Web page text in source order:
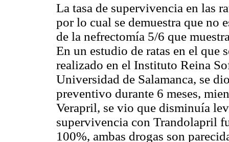
La tasa de supervivencia en las
por lo cual se demuestra que no
de la nefrectomía 5/6 que
En un estudio de ratas en el que
realizado en el Instituto Reina
Universidad de Salamanca, se
preventivo durante 6 meses,
Verapril, se vio que disminuía
supervivencia con Trandolapril
100%, ambas drogas son